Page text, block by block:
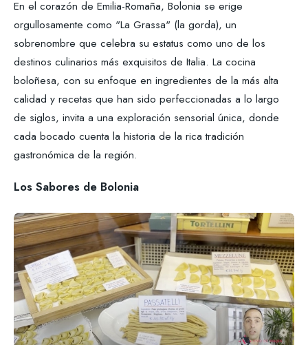
En el corazón de Emilia-Romaña, Bolonia se erige
orgullosamente como "La Grassa" (la gorda), un
sobrenombre que celebra su estatus como uno de los
destinos culinarios más exquisitos de Italia. La cocina
boloñesa, con su enfoque en ingredientes de la más alta
calidad y recetas que han sido perfeccionadas a lo largo
de siglos, invita a una exploración sensorial única, donde
cada bocado cuenta la historia de la rica tradición
gastronómica de la región.
Los Sabores de Bolonia